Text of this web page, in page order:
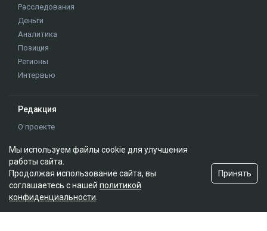
Расследования
Деньги
Аналитика
Позиция
Регионы
Интервью
Редакция
О проекте
Реклама на сайте
Редакционная политика
Мы используем файлы cookie для улучшения
работы сайта.
Продолжая использование сайта, вы
соглашаетесь с нашей политикой
конфиденциальности
Принять